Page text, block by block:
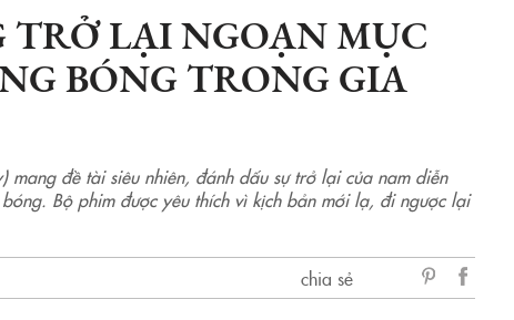
TRỞ LẠI NGOẠN MỤC
BÓNG TRONG GIA
mang đề tài siêu nhiên, đánh dấu sự trở lại của nam diễn
Bộ phim được yêu thích vì kịch bản mới lạ, đi ngược lại
chia sẻ